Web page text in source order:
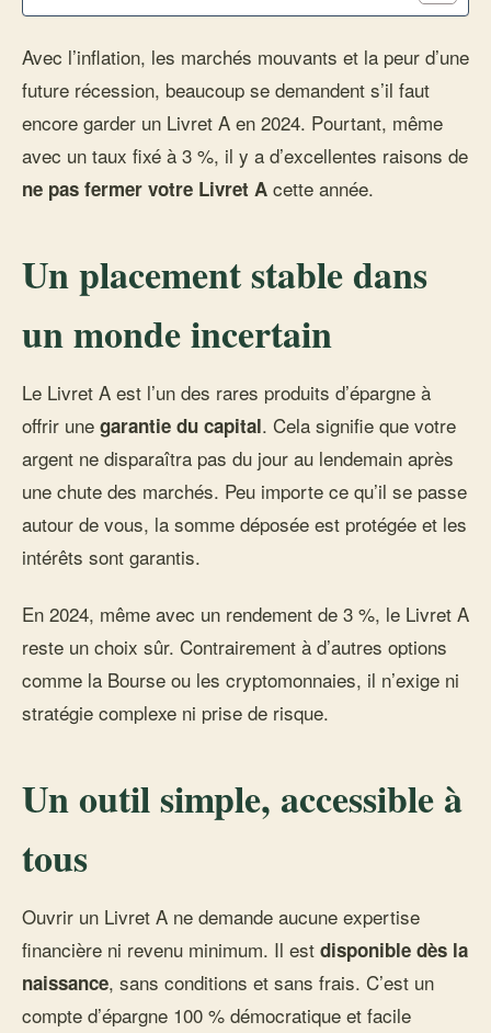
Avec l’inflation, les marchés mouvants et la peur d’une
future récession, beaucoup se demandent s’il faut
encore garder un Livret A en 2024. Pourtant, même
avec un taux fixé à 3 %, il y a d’excellentes raisons de
ne pas fermer votre Livret A cette année.
Un placement stable dans
un monde incertain
Le Livret A est l’un des rares produits d’épargne à
offrir une garantie du capital. Cela signifie que votre
argent ne disparaîtra pas du jour au lendemain après
une chute des marchés. Peu importe ce qu’il se passe
autour de vous, la somme déposée est protégée et les
intérêts sont garantis.
En 2024, même avec un rendement de 3 %, le Livret A
reste un choix sûr. Contrairement à d’autres options
comme la Bourse ou les cryptomonnaies, il n’exige ni
stratégie complexe ni prise de risque.
Un outil simple, accessible à
tous
Ouvrir un Livret A ne demande aucune expertise
financière ni revenu minimum. Il est disponible dès la
naissance, sans conditions et sans frais. C’est un
compte d’épargne 100 % démocratique et facile